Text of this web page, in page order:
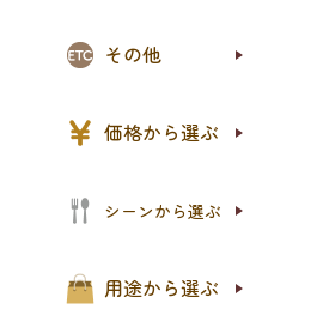
その他
価格から選ぶ
シーンから選ぶ
用途から選ぶ